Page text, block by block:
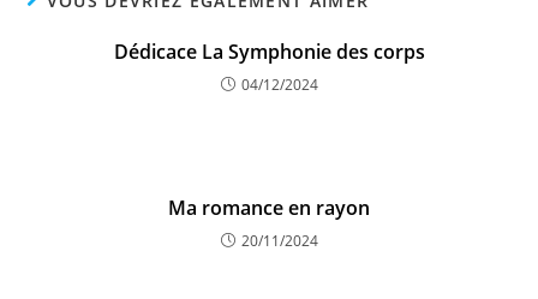
Dédicace La Symphonie des corps
04/12/2024
Ma romance en rayon
20/11/2024